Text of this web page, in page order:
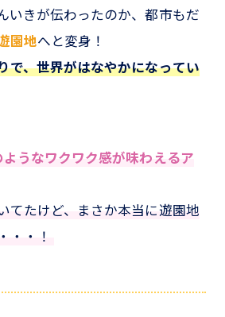
いきが伝わったのか、都市もだ
園地へと変身！
で、世界がはなやかになってい
うなワクワク感が味わえるア
てたけど、まさか本当に遊園地
・・！